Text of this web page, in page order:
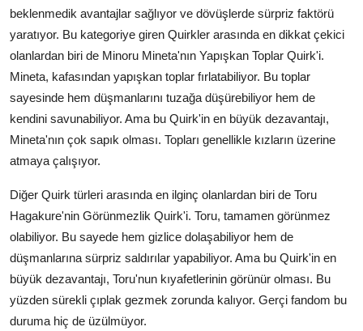
beklenmedik avantajlar sağlıyor ve dövüşlerde sürpriz faktörü
yaratıyor. Bu kategoriye giren Quirkler arasında en dikkat çekici
olanlardan biri de Minoru Mineta'nın Yapışkan Toplar Quirk'i.
Mineta, kafasından yapışkan toplar fırlatabiliyor. Bu toplar
sayesinde hem düşmanlarını tuzağa düşürebiliyor hem de
kendini savunabiliyor. Ama bu Quirk'in en büyük dezavantajı,
Mineta'nın çok sapık olması. Topları genellikle kızların üzerine
atmaya çalışıyor.
Diğer Quirk türleri arasında en ilginç olanlardan biri de Toru
Hagakure'nin Görünmezlik Quirk'i. Toru, tamamen görünmez
olabiliyor. Bu sayede hem gizlice dolaşabiliyor hem de
düşmanlarına sürpriz saldırılar yapabiliyor. Ama bu Quirk'in en
büyük dezavantajı, Toru'nun kıyafetlerinin görünür olması. Bu
yüzden sürekli çıplak gezmek zorunda kalıyor. Gerçi fandom bu
duruma hiç de üzülmüyor.